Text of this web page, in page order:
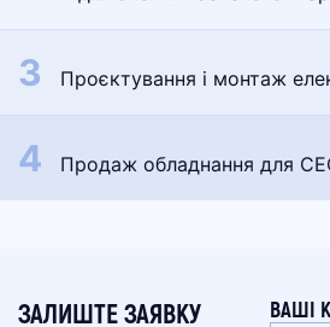
3 Проєктування і монтаж
4 Продаж обладнання для
ЗАЛИШТЕ ЗАЯВКУ ВАШІ